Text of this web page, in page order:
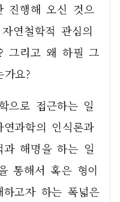
진행해 오신 것으
연철학적 관심의
그리고 왜 하필 그
요?
으로 접근하는 일
과학의 인식론과
과 해명을 하는 일
통해서 혹은 형이
고자 하는 폭넓은